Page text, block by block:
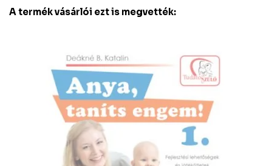
A termék vásárlói ezt is megvették: